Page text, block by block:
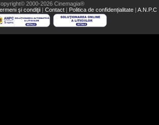
2000-2026 Cinemagia®
şi condiţii | Contact | Politica de confidențialitate | A.N.P.C